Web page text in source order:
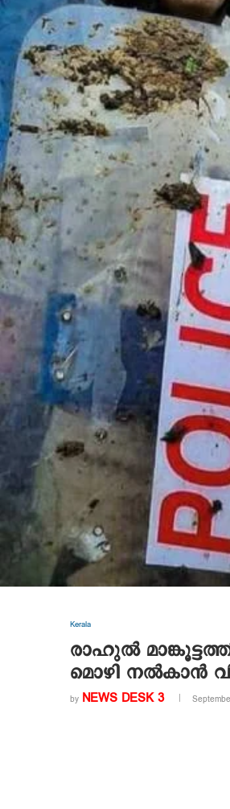
Kerala
രാഹുൽ
മൊഴി നൽകാൻ
by NEWS DESK 3